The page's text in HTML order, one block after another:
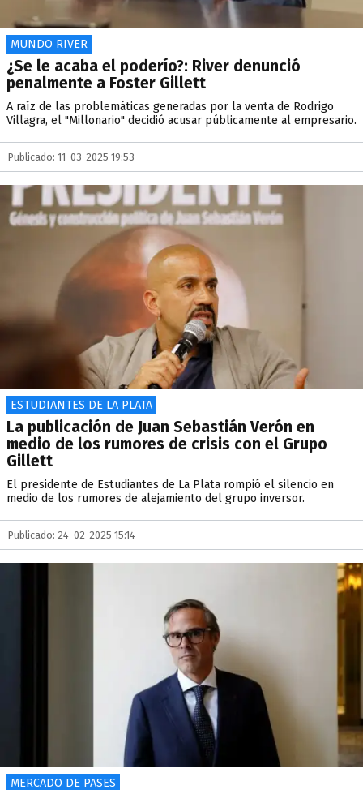
MUNDO RIVER
¿Se le acaba el poderío?: River denunció
penalmente a Foster Gillett
A raíz de las problemáticas generadas por la venta de Rodrigo
Villagra, el "Millonario" decidió acusar públicamente al empresario.
Publicado: 11-03-2025 19:53
ESTUDIANTES DE LA PLATA
La publicación de Juan Sebastián Verón en
medio de los rumores de crisis con el Grupo
Gillett
El presidente de Estudiantes de La Plata rompió el silencio en
medio de los rumores de alejamiento del grupo inversor.
Publicado: 24-02-2025 15:14
MERCADO DE PASES